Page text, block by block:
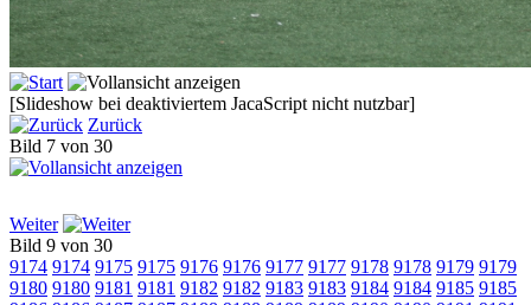
[Slideshow bei deaktiviertem JacaScript nicht nutzbar]
Zurück
Bild 7 von 30
Weiter
Bild 9 von 30
9174 9174 9175 9175 9176 9176 9177 9177 9178 9178 9179 9179
9180 9180 9181 9181 9182 9182 9183 9183 9184 9184 9185 9185